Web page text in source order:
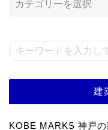
建
KOBE MARKS 神戸